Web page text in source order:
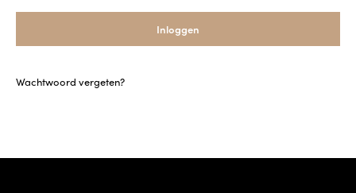
Inloggen
Wachtwoord vergeten?